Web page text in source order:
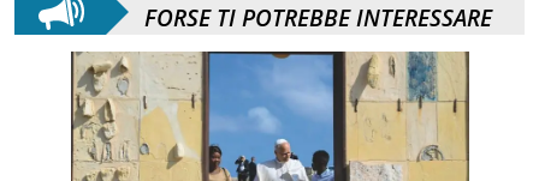
FORSE TI POTREBBE INTERESSARE